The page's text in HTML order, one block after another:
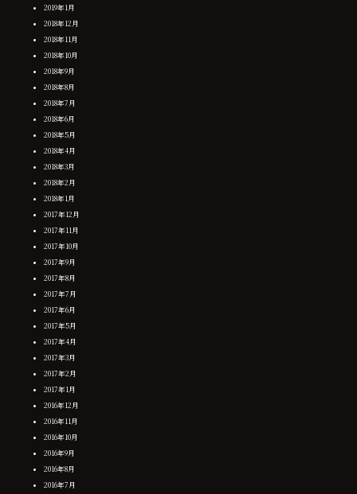
2019年1月
2018年12月
2018年11月
2018年10月
2018年9月
2018年8月
2018年7月
2018年6月
2018年5月
2018年4月
2018年3月
2018年2月
2018年1月
2017年12月
2017年11月
2017年10月
2017年9月
2017年8月
2017年7月
2017年6月
2017年5月
2017年4月
2017年3月
2017年2月
2017年1月
2016年12月
2016年11月
2016年10月
2016年9月
2016年8月
2016年7月